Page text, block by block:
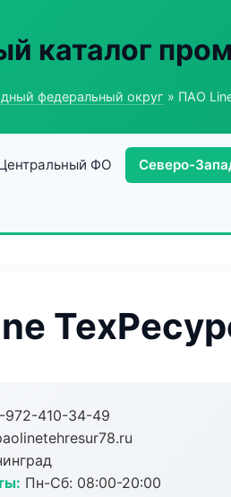
каталог
федеральный округ » ПАО
ФО Северо-
972-410-34-49
Пн-Сб: 08:00-20:00